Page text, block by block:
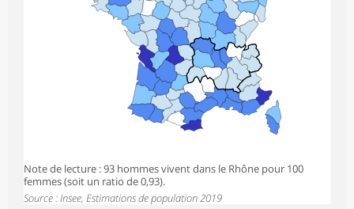
Note de lecture : 93 hommes vivent dans le Rhône pour 100
femmes (soit un ratio de 0,93).
Source : Insee, Estimations de population 2019